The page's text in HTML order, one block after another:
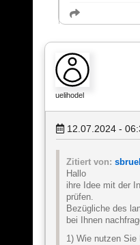
uelihodel
12.07.2024 -
Zitiert von:
Hallo
ihre Idee mit der
prüfen.
Bezügliche des
bei Ihnen
1) Wie nutzen Sie